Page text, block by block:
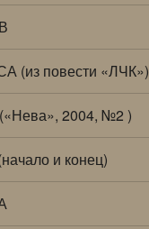
(из повести «ЛЧК»)
2004, №2 )
и конец)